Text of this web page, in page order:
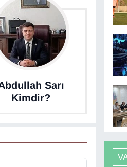
Sarı
Kimdir?